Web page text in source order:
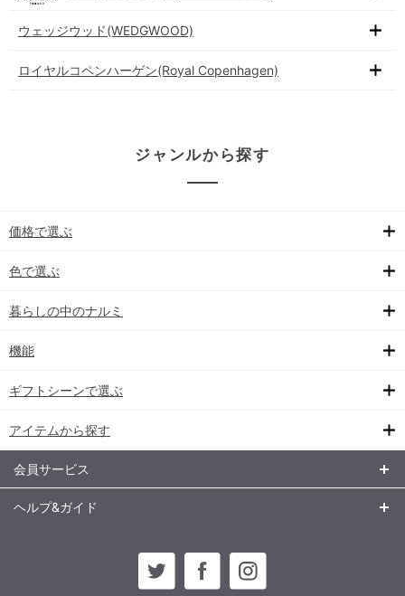
ウェッジウッド(WEDGWOOD)
ロイヤルコペンハーゲン(Royal Copenhagen)
ジャンルから探す
価格で選ぶ
色で選ぶ
暮らしの中のナルミ
機能
ギフトシーンで選ぶ
アイテムから探す
会員サービス
ヘルプ&ガイド